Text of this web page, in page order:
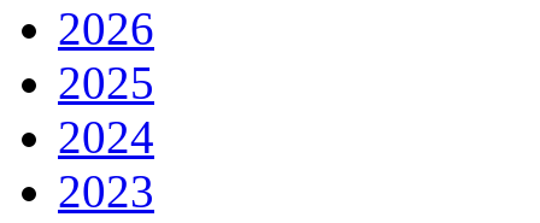
2026
2025
2024
2023